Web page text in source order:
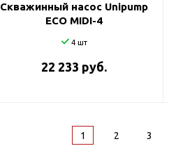
Скважинный насос Unipump
ECO MIDI-4
4 шт
22 233 руб.
1 2 3